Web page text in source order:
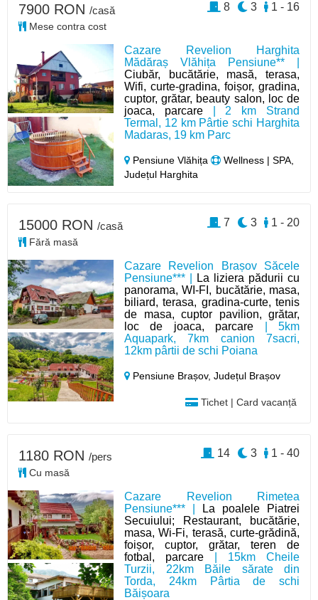
Cazare Revelion Harghita
Mădăraș Vlăhița Pensiune** |
Ciubăr, bucătărie, masă, terasa,
Wifi, curte-gradina, foișor, gradina,
cuptor, grătar, beauty salon, loc de
joaca, parcare| 2 km Strand
Termal, 12 km Pârtie schi Harghita
Madaras, 19 km Parc
Pensiune Vlăhița
Wellness | SPA,
Județul Harghita
7900 RON /casă
Mese contra cost
1 - 16
3
8
Cazare Revelion Brașov Săcele
Pensiune*** |
La liziera pădurii cu
panorama, WI-FI, bucătărie, masa,
biliard, terasa, gradina-curte, tenis
de masa, cuptor pavilion, grătar,
loc de joaca, parcare | 5km
Aquapark, 7km canion 7sacri,
12km pârtii de schi Poiana
Pensiune Brașov,Județul Brașov
Tichet | Card vacanță
15000 RON /casă
Fără masă
1 - 20
3
7
Cazare Revelion Rimetea
Pensiune*** |
La poalele Piatrei
Secuiului; Restaurant, bucătărie,
masa, Wi‑Fi, terasă, curte‑grădină,
foișor, cuptor, grătar, teren de
fotbal, parcare | 15km Cheile
Turzii, 22km Băile sărate din
Torda, 24km Pârtia de schi
Băișoara
1180 RON /pers
Cu masă
1 - 40
3
14